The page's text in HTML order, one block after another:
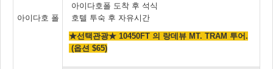
아이다호 폴
아이다호폴 도착 후 석식
호텔 투숙 후 자유시간
★선택관광★ 10450FT 의 랑데뷰 MT. TRAM 투어.
(옵션 $65)